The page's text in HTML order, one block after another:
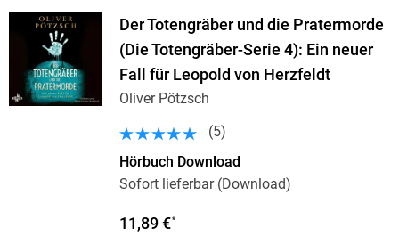
Der Totengräber und die Pratermorde
(Die Totengräber-Serie 4): Ein neuer
Fall für Leopold von Herzfeldt
Oliver Pötzsch
(5)
Hörbuch Download
Sofort lieferbar (Download)
11,89 €*